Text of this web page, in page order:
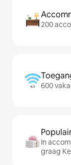
200
600
In
graag